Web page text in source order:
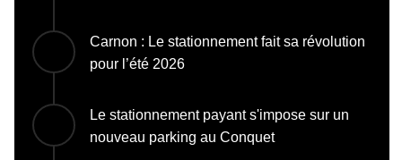
Carnon : Le stationnement fait sa révolution
pour l’été 2026
Le stationnement payant s'impose sur un
nouveau parking au Conquet